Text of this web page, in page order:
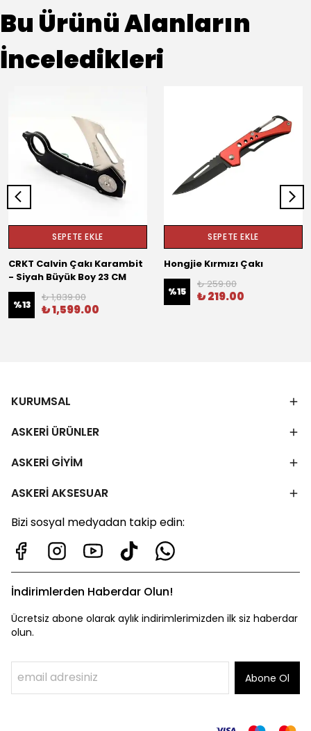
Bu Ürünü Alanların
İnceledikleri
SEPETE EKLE
CRKT Calvin Çakı Karambit
- Siyah Büyük Boy 23 CM
%13
₺ 1,839.00
₺ 1,599.00
SEPETE EKLE
Hongjie Kırmızı Çakı
%15
₺ 259.00
₺ 219.00
KURUMSAL
ASKERİ ÜRÜNLER
ASKERİ GİYİM
ASKERİ AKSESUAR
Bizi sosyal medyadan takip edin:
İndirimlerden Haberdar Olun!
Ücretsiz abone olarak aylık indirimlerimizden ilk siz haberdar
olun.
Abone Ol